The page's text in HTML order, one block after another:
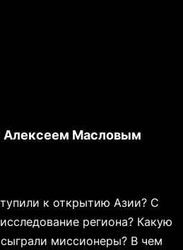
Алексеем Масловым
к открытию Азии? С
региона? Какую
миссионеры? В чем